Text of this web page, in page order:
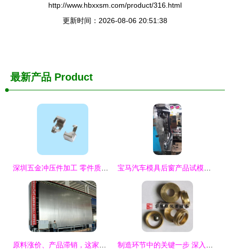
http://www.hbxxsm.com/product/316.html
更新时间：2026-08-06 20:51:38
最新产品 Product